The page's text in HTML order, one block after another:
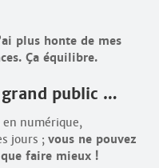
plus honte de mes
Ça équilibre.
grand public …
en numérique,
jours ; vous ne pouvez
faire mieux !